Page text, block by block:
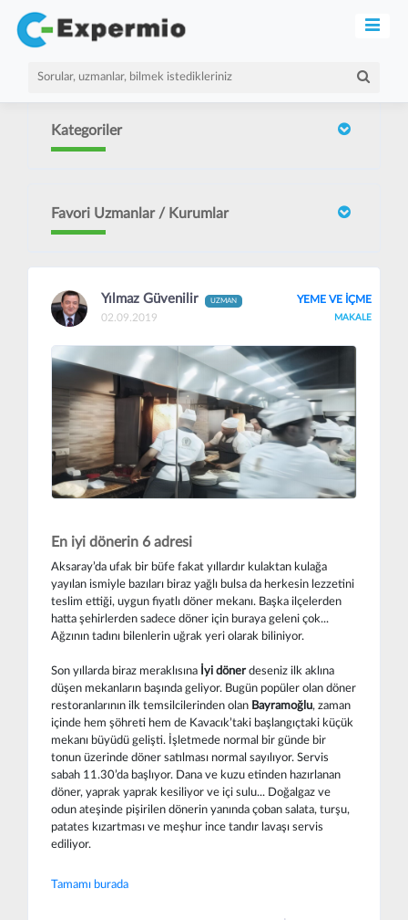
Kategoriler
Favori Uzmanlar / Kurumlar
Yılmaz Güvenilir UZMAN
02.09.2019
YEME VE İÇME
MAKALE
En iyi dönerin 6 adresi
Aksaray’da ufak bir büfe fakat yıllardır kulaktan kulağa
yayılan ismiyle bazıları biraz yağlı bulsa da herkesin lezzetini
teslim ettiği, uygun fiyatlı döner mekanı. Başka ilçelerden
hatta şehirlerden sadece döner için buraya geleni çok...
Ağzının tadını bilenlerin uğrak yeri olarak biliniyor.
Son yıllarda biraz meraklısına İyi dönerdeseniz ilk aklına
düşen mekanların başında geliyor. Bugün popüler olan döner
restoranlarının ilk temsilcilerinden olan Bayramoğlu, zaman
içinde hem şöhreti hem de Kavacık’taki başlangıçtaki küçük
mekanı büyüdü gelişti. İşletmede normal bir günde bir
tonun üzerinde döner satılması normal sayılıyor. Servis
sabah 11.30’da başlıyor. Dana ve kuzu etinden hazırlanan
döner, yaprak yaprak kesiliyor ve içi sulu... Doğalgaz ve
odun ateşinde pişirilen dönerin yanında çoban salata, turşu,
patates kızartması ve meşhur ince tandır lavaşı servis
ediliyor.
Tamamı burada